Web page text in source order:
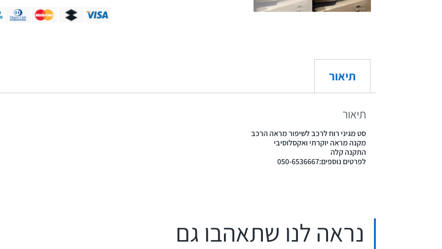
תיאור
תיאור
סט מגיני רוח לרכב לשיפור מראה הרכב
מקנה מראה יוקרתי ואקסלוסיבי
התקנה קלה
לפרטים נוספים:050-6536667
נראה לנו שתאהבו גם